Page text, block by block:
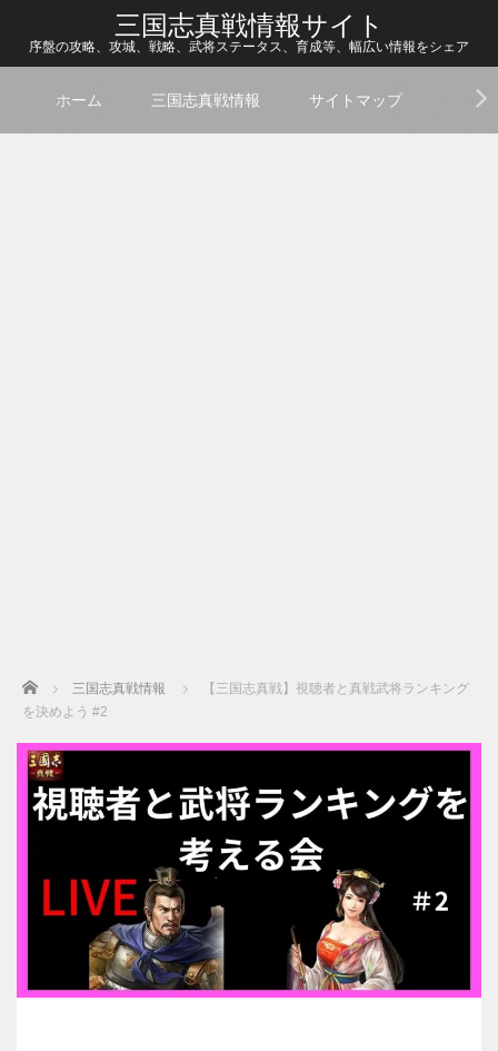
三国志真戦情報サイト
序盤の攻略、攻城、戦略、武将ステータス、育成等、幅広い情報をシェア
ホーム 三国志真戦情報 サイトマップ
Home 三国志真戦情報
【三国志真戦】視聴者と真戦武将ランキング
を決めよう #2